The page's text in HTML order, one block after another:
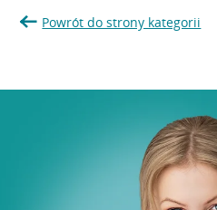
Powrót do strony kategorii